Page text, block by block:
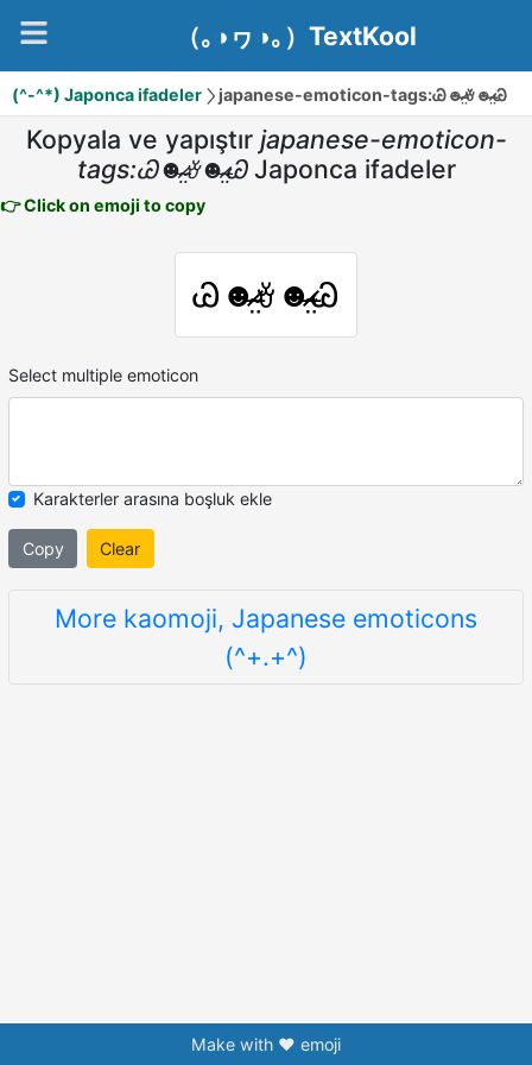
（｡◑ヮ◑｡）TextKool
(^-^*) Japonca ifadeler japanese-emoticon-tags:Ꮚ☻̴̶̷̤ꈊ☻̴̶̷̤Ꮚ
Kopyala ve yapıştır japanese-emoticon-
tags:Ꮚ☻̴̶̷̤ꈊ☻̴̶̷̤Ꮚ Japonca ifadeler
👉 Click on emoji to copy
Ꮚ☻̴̶̷̤ꈊ☻̴̶̷̤Ꮚ
Select multiple emoticon
Karakterler arasına boşluk ekle
Copy Clear
More kaomoji, Japanese emoticons
(^+.+^)
Make with ❤️ emoji